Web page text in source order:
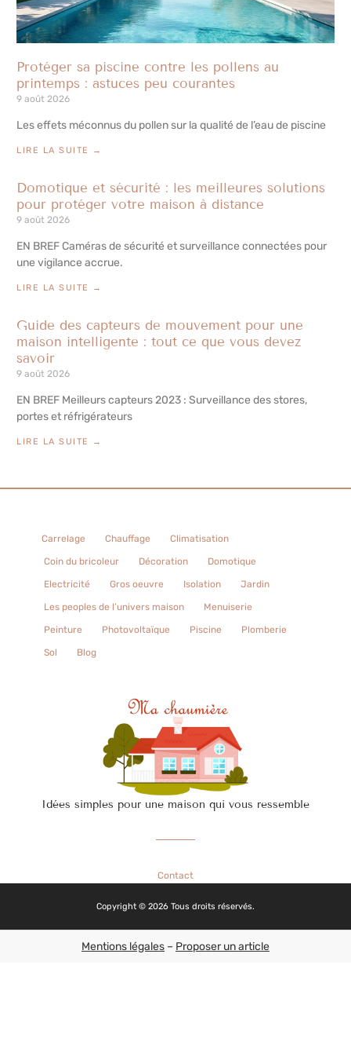
Protéger sa piscine contre les pollens au
printemps : astuces peu courantes
9 août 2026
Les effets méconnus du pollen sur la qualité de l’eau de piscine
LIRE LA SUITE →
Domotique et sécurité : les meilleures solutions
pour protéger votre maison à distance
9 août 2026
EN BREF Caméras de sécurité et surveillance connectées pour
une vigilance accrue.
LIRE LA SUITE →
Guide des capteurs de mouvement pour une
maison intelligente : tout ce que vous devez
savoir
9 août 2026
EN BREF Meilleurs capteurs 2023 : Surveillance des stores,
portes et réfrigérateurs
LIRE LA SUITE →
Idées simples pour une maison qui vous ressemble
Carrelage Chauffage Climatisation
Coin du bricoleur Décoration Domotique
Electricité Gros oeuvre Isolation Jardin
Les peoples de l’univers maison Menuiserie
Peinture Photovoltaïque Piscine Plomberie
Sol Blog
Contact
Copyright © 2026 Tous droits réservés.
Mentions légales – Proposer un article